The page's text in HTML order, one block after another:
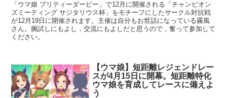
「ウマ娘 プリティーダービー」で12月に開催される「チャンピオン
ズミーティング サジタリウス杯」をモチーフにしたサークル対抗戦
が12月19日に開催されます。主催は自分もお世話になっている霧風
さん。腕試しにもよし，交流にもよしだと思うので，奮って参加して
ください。
【ウマ娘】短距離レジェンドレー
スが4月15日に開幕。短距離特化
ウマ娘を育成してレースに備えよ
う